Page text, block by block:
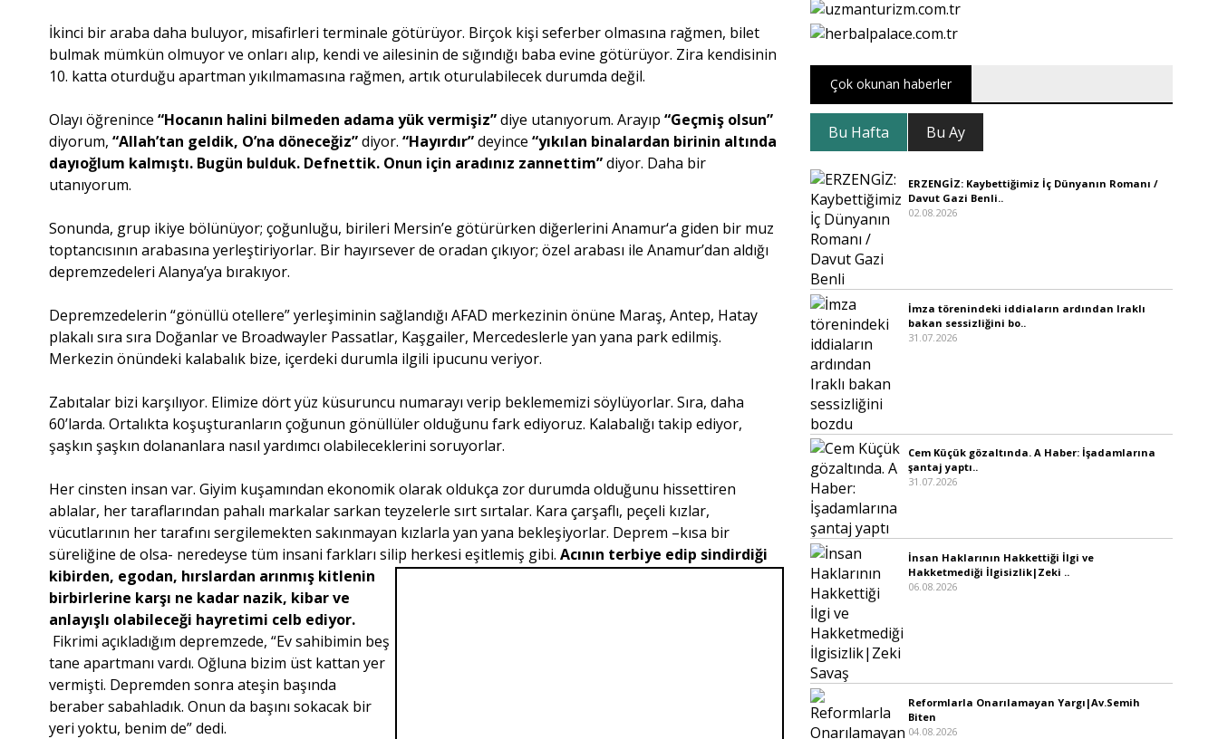
İkinci bir araba daha buluyor, misafirleri terminale götürüyor. Birçok kişi seferber olmasına rağmen, bilet
bulmak mümkün olmuyor ve onları alıp, kendi ve ailesinin de sığındığı baba evine götürüyor. Zira kendisinin
10. katta oturduğu apartman yıkılmamasına rağmen, artık oturulabilecek durumda değil.
Olayı öğrenince “Hocanın halini bilmeden adama yük vermişiz”diye utanıyorum. Arayıp“Geçmiş olsun”
diyorum, “Allah’tan geldik, O’na döneceğiz”diyor.“Hayırdır”deyince“yıkılan binalardan birinin altında
dayıoğlum kalmıştı. Bugün bulduk. Defnettik. Onun için aradınız zannettim”diyor. Daha bir
utanıyorum.
Sonunda, grup ikiye bölünüyor; çoğunluğu, birileri Mersin’e götürürken diğerlerini Anamur‘a giden bir muz
toptancısının arabasına yerleştiriyorlar. Bir hayırsever de oradan çıkıyor; özel arabası ile Anamur’dan aldığı
depremzedeleri Alanya’ya bırakıyor.
Depremzedelerin “gönüllü otellere” yerleşiminin sağlandığı AFAD merkezinin önüne Maraş, Antep, Hatay
plakalı sıra sıra Doğanlar ve Broadwayler Passatlar, Kaşgailer, Mercedeslerle yan yana park edilmiş.
Merkezin önündeki kalabalık bize, içerdeki durumla ilgili ipucunu veriyor.
Zabıtalar bizi karşılıyor. Elimize dört yüz küsuruncu numarayı verip beklememizi söylüyorlar. Sıra, daha
60’larda. Ortalıkta koşuşturanların çoğunun gönüllüler olduğunu fark ediyoruz. Kalabalığı takip ediyor,
şaşkın şaşkın dolananlara nasıl yardımcı olabileceklerini soruyorlar.
Her cinsten insan var. Giyim kuşamından ekonomik olarak oldukça zor durumda olduğunu hissettiren
ablalar, her taraflarından pahalı markalar sarkan teyzelerle sırt sırtalar. Kara çarşaflı, peçeli kızlar,
vücutlarının her tarafını sergilemekten sakınmayan kızlarla yan yana bekleşiyorlar. Deprem –kısa bir
süreliğine de olsa- neredeyse tüm insani farkları silip herkesi eşitlemiş gibi.Acının terbiye edip sindirdiği
kibirden, egodan, hırslardan arınmış kitlenin
birbirlerine karşı ne kadar nazik, kibar ve
anlayışlı olabileceği hayretimi celb ediyor.
Fikrimi açıkladığım depremzede, “Ev sahibimin beş
tane apartmanı vardı. Oğluna bizim üst kattan yer
vermişti. Depremden sonra ateşin başında
beraber sabahladık. Onun da başını sokacak bir
yeri yoktu, benim de” dedi.
Çok okunan haberler
Bu Hafta Bu Ay
ERZENGİZ: Kaybettiğimiz İç Dünyanın Romanı /
Davut Gazi Benli..
02.08.2026
İmza törenindeki iddiaların ardından Iraklı
bakan sessizliğini bo..
31.07.2026
Cem Küçük gözaltında. A Haber: İşadamlarına
şantaj yaptı..
31.07.2026
İnsan Haklarının Hakkettiği İlgi ve
Hakketmediği İlgisizlik|Zeki ..
06.08.2026
Reformlarla Onarılamayan Yargı|Av.Semih
Biten
04.08.2026